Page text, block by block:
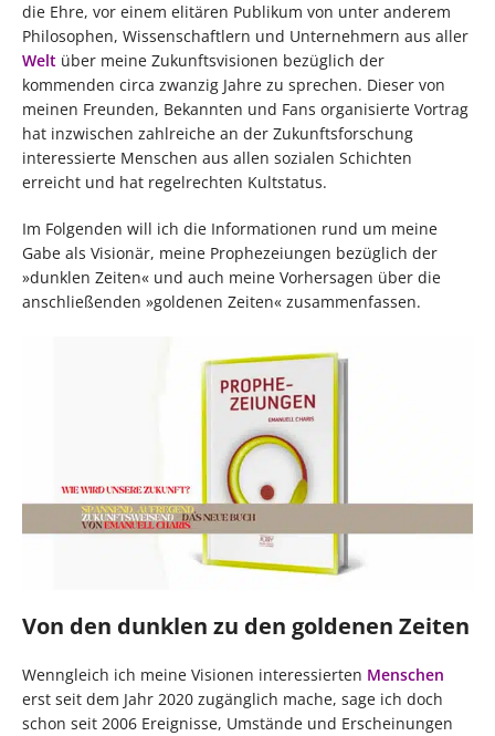
die Ehre, vor einem elitären Publikum von unter anderem
Philosophen, Wissenschaftlern und Unternehmern aus aller
Welt über meine Zukunftsvisionen bezüglich der
kommenden circa zwanzig Jahre zu sprechen. Dieser von
meinen Freunden, Bekannten und Fans organisierte Vortrag
hat inzwischen zahlreiche an der Zukunftsforschung
interessierte Menschen aus allen sozialen Schichten
erreicht und hat regelrechten Kultstatus.
Im Folgenden will ich die Informationen rund um meine
Gabe als Visionär, meine Prophezeiungen bezüglich der
»dunklen Zeiten« und auch meine Vorhersagen über die
anschließenden »goldenen Zeiten« zusammenfassen.
Von den dunklen zu den goldenen Zeiten
Wenngleich ich meine Visionen interessierten Menschen
erst seit dem Jahr 2020 zugänglich mache, sage ich doch
schon seit 2006 Ereignisse, Umstände und Erscheinungen